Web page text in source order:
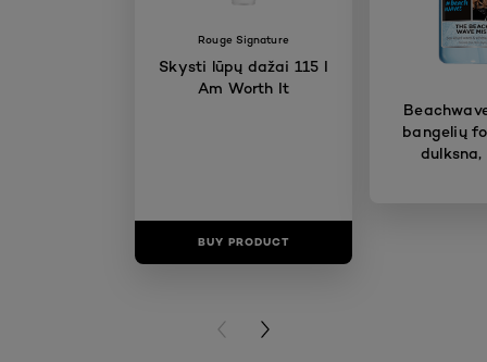
Rouge Signature
Skysti lūpų dažai 115 I
Am Worth It
BUY PRODUCT
bangelių
PREVIOUS CARD
NEXT CARD